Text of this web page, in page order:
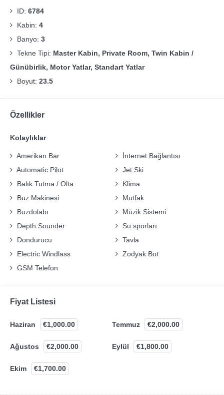
ID: 6784
Kabin: 4
Banyo: 3
Tekne Tipi: Master Kabin, Private Room, Twin Kabin /
Günübirlik, Motor Yatlar, Standart Yatlar
Boyut: 23.5
Özellikler
Kolaylıklar
Amerikan Bar
Automatic Pilot
Balık Tutma / Olta
Buz Makinesi
Buzdolabı
Depth Sounder
Dondurucu
Electric Windlass
GSM Telefon
İnternet Bağlantısı
Jet Ski
Klima
Mutfak
Müzik Sistemi
Su sporları
Tavla
Zodyak Bot
Fiyat Listesi
Haziran €1,000.00 Temmuz €2,000.00
Ağustos €2,000.00 Eylül €1,800.00
Ekim €1,700.00